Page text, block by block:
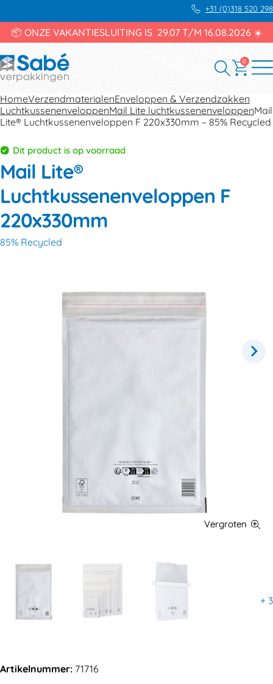
+31 (0)318 520 298
📦 ONZE VAKANTIESLUITING IS 29.07 T/M 16.08.2026 ☀️
0
HomeVerzendmaterialenEnveloppen & Verzendzakken
LuchtkussenenveloppenMail Lite luchtkussenenveloppenMail
Lite® Luchtkussenenveloppen F 220x330mm – 85% Recycled
Dit product is op voorraad
Mail Lite®
Luchtkussenenveloppen F
220x330mm
85% Recycled
+ 3
Artikelnummer: 71716